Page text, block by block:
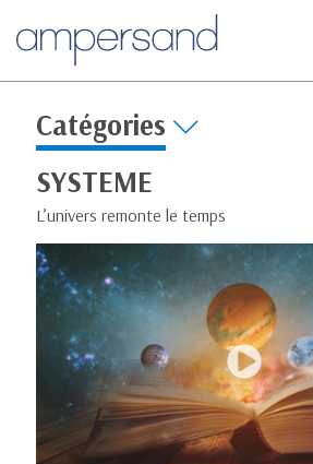
Catégories
SYSTEME
L’univers remonte le temps